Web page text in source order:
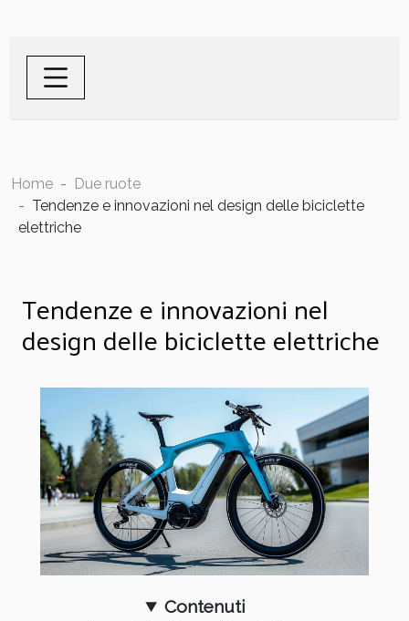
Home
Due ruote
Tendenze e innovazioni nel design delle biciclette
elettriche
Tendenze e innovazioni nel
design delle biciclette elettriche
Contenuti